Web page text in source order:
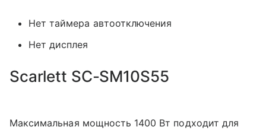
Нет таймера автоотключения
Нет дисплея
Scarlett SC-SM10S55
Максимальная мощность 1400 Вт подходит для